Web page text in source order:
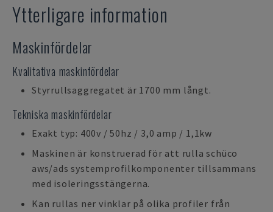
Ytterligare information
Maskinfördelar
Kvalitativa maskinfördelar
Styrrullsaggregatet är 1700 mm långt.
Tekniska maskinfördelar
Exakt typ: 400v / 50hz / 3,0 amp / 1,1kw
Maskinen är konstruerad för att rulla schüco
aws/ads systemprofilkomponenter tillsammans
med isoleringsstängerna.
Kan rullas ner vinklar på olika profiler från